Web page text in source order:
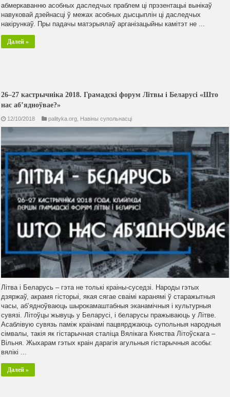
абмеркаванню асобных даследчых праблем ці прэзентацыі вынікаў
навуковай дзейнасці ў межах асобных дысцыплін ці даследчых
накірункаў. Пры падачы матэрыялаў арганізацыйны камітэт не ...
Далей »
26–27 кастрычніка 2018. Грамадскі форум Літвы і Беларусі «Што
нас аб’ядноўвае?»
12/10/2018 palityka.org, Навiны супольнасцi
Літва і Беларусь – гэта не толькі краіны-суседзі. Народы гэтых
дзяржаў, акрамя гісторыі, якая сягае сваімі каранямі ў старажытныя
часы, аб’ядноўваюць шырокамаштабныя эканамічныя і культурныя
сувязі. Літоўцы жывуць у Беларусі, і беларусы пражываюць у Літве.
Асаблівую сувязь паміж краінамі пацвярджаюць супольныя народныя
сімвалы, такія як гістарычная сталіца Вялікага Княства Літоўскага –
Вільня. Жыхарам гэтых краін дарагія агульныя гістарычныя асобы:
вялікі ...
Далей »